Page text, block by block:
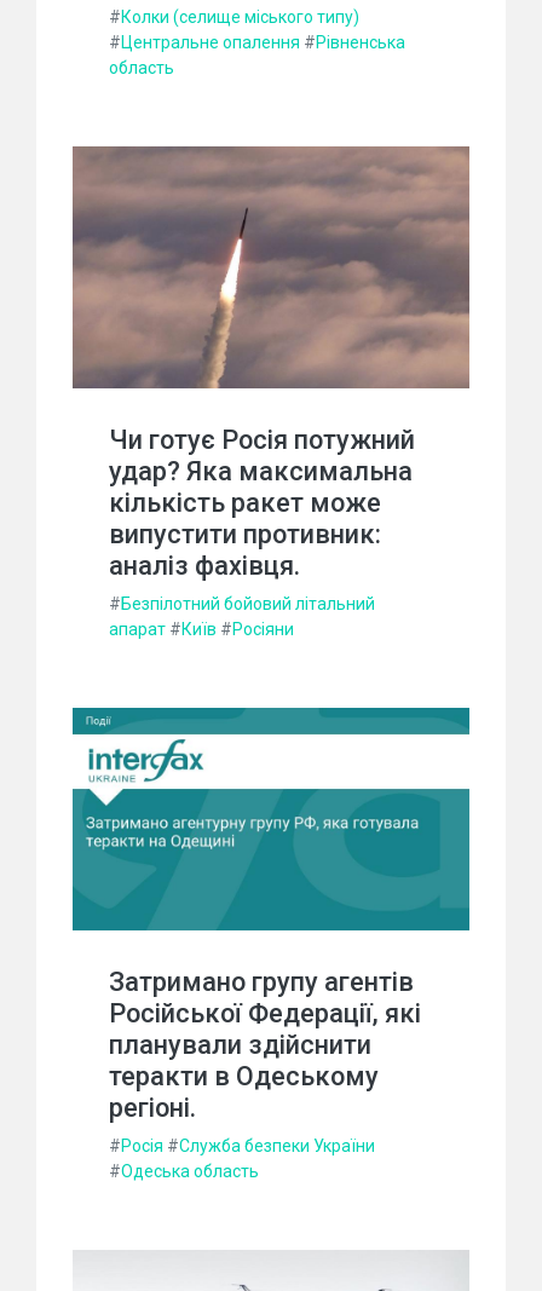
#Колки (селище міського типу)
#Центральне опалення #Рівненська
область
Чи готує Росія потужний
удар? Яка максимальна
кількість ракет може
випустити противник:
аналіз фахівця.
#Безпілотний бойовий літальний
апарат #Київ #Росіяни
Затримано групу агентів
Російської Федерації, які
планували здійснити
теракти в Одеському
регіоні.
#Росія #Служба безпеки України
#Одеська область